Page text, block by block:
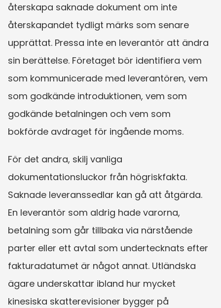
återskapa saknade dokument om inte
återskapandet tydligt märks som senare
upprättat. Pressa inte en leverantör att ändra
sin berättelse. Företaget bör identifiera vem
som kommunicerade med leverantören, vem
som godkände introduktionen, vem som
godkände betalningen och vem som
bokförde avdraget för ingående moms.
För det andra, skilj vanliga
dokumentationsluckor från högriskfakta.
Saknade leveranssedlar kan gå att åtgärda.
En leverantör som aldrig hade varorna,
betalning som går tillbaka via närstående
parter eller ett avtal som undertecknats efter
fakturadatumet är något annat. Utländska
ägare underskattar ibland hur mycket
kinesiska skatterevisioner bygger på